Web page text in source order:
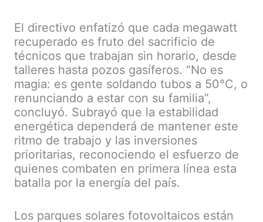
El directivo enfatizó que cada megawatt
recuperado es fruto del sacrificio de
técnicos que trabajan sin horario, desde
talleres hasta pozos gasíferos. “No es
magia: es gente soldando tubos a 50°C, o
renunciando a estar con su familia”,
concluyó. Subrayó que la estabilidad
energética dependerá de mantener este
ritmo de trabajo y las inversiones
prioritarias, reconociendo el esfuerzo de
quienes combaten en primera línea esta
batalla por la energía del país.
Los parques solares fotovoltaicos están